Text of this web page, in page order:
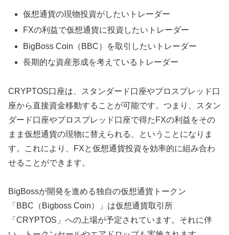
仮想通貨の現物投資がしたいトレーダー
FXの利益で仮想通貨に投資したいトレーダー
BigBoss Coin（BBC）を取引したいトレーダー
長期的な資産形成を考えているトレーダー
CRYPTOS口座は、スタンダード口座やプロスプレッド口
座から直接資金移動することが可能です。つまり、スタン
ダード口座やプロスプレッド口座で得たFXの利益をその
まま仮想通貨の現物に替えられる、ということになりま
す。これにより、FXと仮想通貨投資を効率的に組み合わ
せることができます。
BigBossが開発を進める独自の仮想通貨トークン
「BBC（Bigboss Coin）」は仮想通貨取引所
「CRYPTOS」への上場が予定されています。それに伴